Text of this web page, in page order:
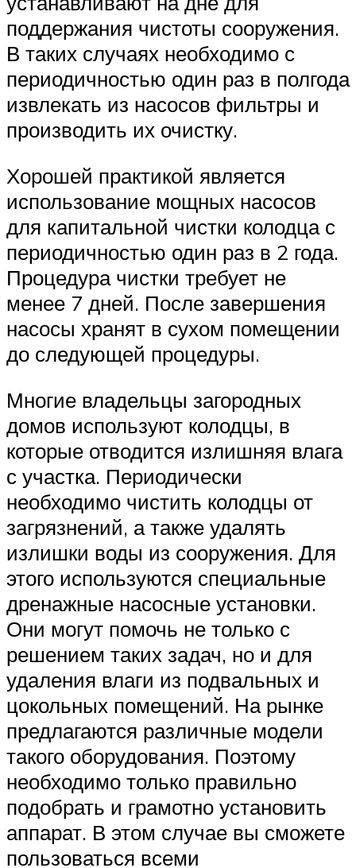
поддержания чистоты сооружения.
В таких случаях необходимо с
периодичностью один раз в полгода
извлекать из насосов фильтры и
производить их очистку.
Хорошей практикой является
использование мощных насосов
для капитальной чистки колодца с
периодичностью один раз в 2 года.
Процедура чистки требует не
менее 7 дней. После завершения
насосы хранят в сухом помещении
до следующей процедуры.
Многие владельцы загородных
домов используют колодцы, в
которые отводится излишняя влага
с участка. Периодически
необходимо чистить колодцы от
загрязнений, а также удалять
излишки воды из сооружения. Для
этого используются специальные
дренажные насосные установки.
Они могут помочь не только с
решением таких задач, но и для
удаления влаги из подвальных и
цокольных помещений. На рынке
предлагаются различные модели
такого оборудования. Поэтому
необходимо только правильно
подобрать и грамотно установить
аппарат. В этом случае вы сможете
пользоваться всеми